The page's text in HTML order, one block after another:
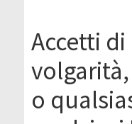
Accetti
o